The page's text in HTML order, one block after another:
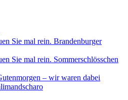
Sie mal rein. Brandenburger
Sie mal rein. Sommerschlösschen
– wir waren dabei